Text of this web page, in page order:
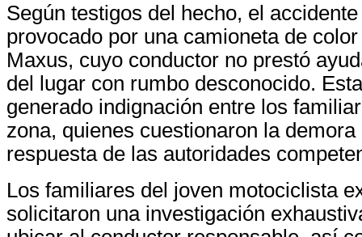
Según testigos del hecho, el
provocado por una camioneta de
Maxus, cuyo conductor no prestó
del lugar con rumbo desconocido.
generado indignación entre los
zona, quienes cuestionaron la
respuesta de las autoridades
Los familiares del joven motociclista
solicitaron una investigación